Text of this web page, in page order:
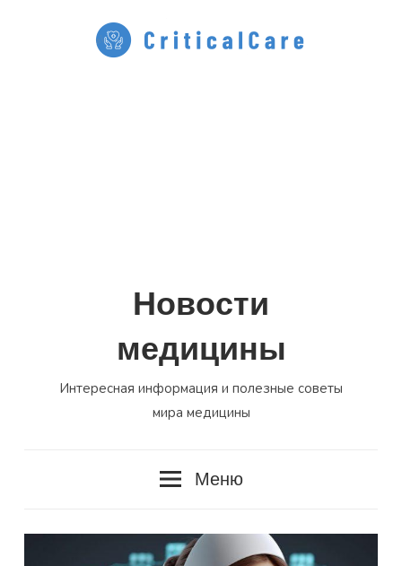
Новости
медицины
Интересная информация и полезные советы
мира медицины
Меню